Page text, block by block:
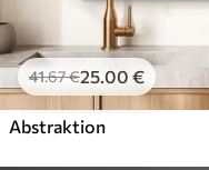
41.67€25.00 €
Abstraktion